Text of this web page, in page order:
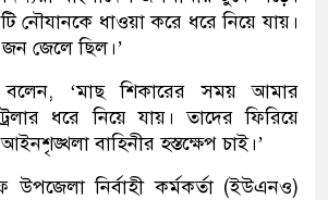
নৌযানকে ধাওয়া করে ধরে নিয়ে যায়।
জেলে ছিল।’
বলেন, ‘মাছ শিকারের সময় আমার
ধরে নিয়ে যায়। তাদের ফিরিয়ে
বাহিনীর হস্তক্ষেপ চাই।’
উপজেলা নির্বাহী কর্মকর্তা (ইউএনও)